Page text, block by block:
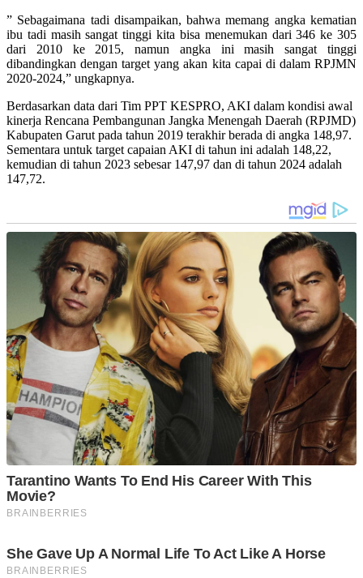
” Sebagaimana tadi disampaikan, bahwa memang angka kematian
ibu tadi masih sangat tinggi kita bisa menemukan dari 346 ke 305
dari 2010 ke 2015, namun angka ini masih sangat tinggi
dibandingkan dengan target yang akan kita capai di dalam RPJMN
2020-2024,” ungkapnya.
Berdasarkan data dari Tim PPT KESPRO, AKI dalam kondisi awal
kinerja Rencana Pembangunan Jangka Menengah Daerah (RPJMD)
Kabupaten Garut pada tahun 2019 terakhir berada di angka 148,97.
Sementara untuk target capaian AKI di tahun ini adalah 148,22,
kemudian di tahun 2023 sebesar 147,97 dan di tahun 2024 adalah
147,72.